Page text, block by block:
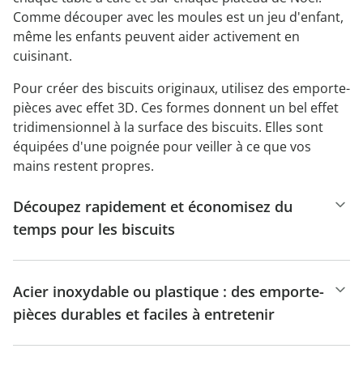
Comme découper avec les moules est un jeu d'enfant,
même les enfants peuvent aider activement en
cuisinant.
Pour créer des biscuits originaux, utilisez des emporte-
pièces avec effet 3D. Ces formes donnent un bel effet
tridimensionnel à la surface des biscuits. Elles sont
équipées d'une poignée pour veiller à ce que vos
mains restent propres.
Découpez rapidement et économisez du
temps pour les biscuits
Acier inoxydable ou plastique : des emporte-
pièces durables et faciles à entretenir